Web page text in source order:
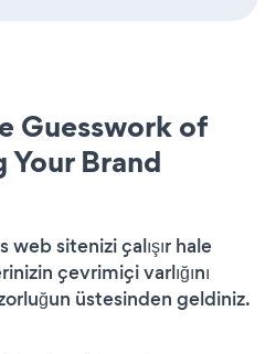
Guesswork of
Your Brand
sitenizi çalışır hale
çevrimiçi varlığını
üstesinden geldiniz.